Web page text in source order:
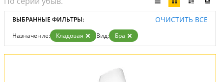
ВЫБРАННЫЕ ФИЛЬТРЫ: ОЧИСТИТЬ ВСЕ
Назначение: Кладовая Вид: Бра